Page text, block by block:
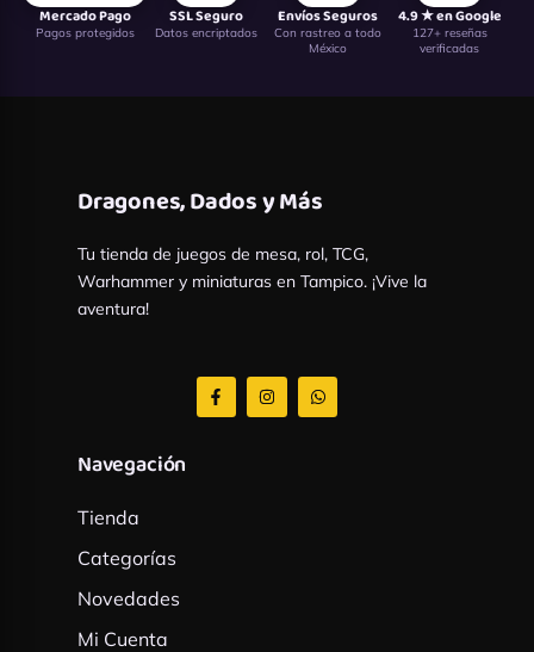
Mercado Pago
Pagos protegidos
SSL Seguro
Datos encriptados
Envíos Seguros
Con rastreo a todo
México
4.9 ★ en Google
127+ reseñas
verificadas
Dragones, Dados y Más
Tu tienda de juegos de mesa, rol, TCG,
Warhammer y miniaturas en Tampico. ¡Vive la
aventura!
F
a
c
I
n
s
W
h
a
Navegación
Tienda
Categorías
Novedades
Mi Cuenta